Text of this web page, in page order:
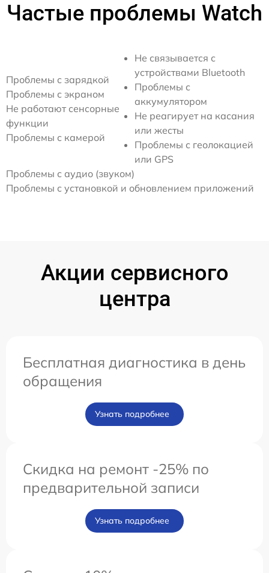
Частые проблемы Watch
Проблемы с зарядкой
Проблемы с экраном
Не работают сенсорные
функции
Проблемы с камерой
Не связывается с
устройствами Bluetooth
Проблемы с
аккумулятором
Не реагирует на касания
или жесты
Проблемы с геолокацией
или GPS
Проблемы с аудио (звуком)
Проблемы с установкой и обновлением приложений
Акции сервисного
центра
Бесплатная диагностика в день
обращения
Узнать подробнее
Скидка на ремонт -25% по
предварительной записи
Узнать подробнее